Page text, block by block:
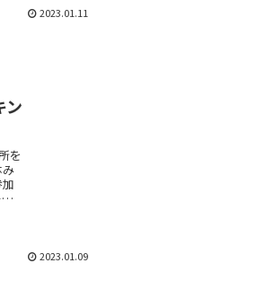
2023.01.11
ン
を
2023.01.09